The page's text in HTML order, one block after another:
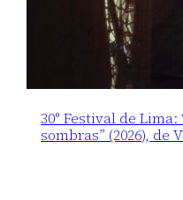
30° Festival de
sombras” (2026), de